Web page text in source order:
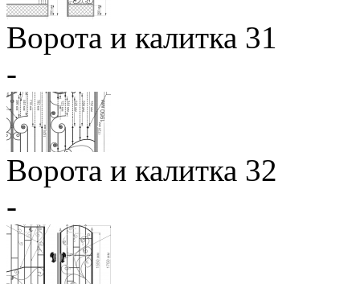
Ворота и калитка 31
-
Ворота и калитка 32
-